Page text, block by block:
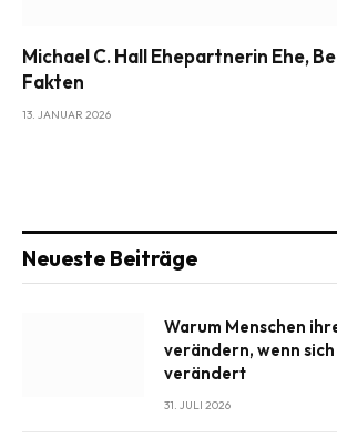
Michael C. Hall Ehepartnerin Ehe,
Fakten
13. JANUAR 2026
Neueste Beiträge
Warum Menschen
verändern, wenn
verändert
31. JULI 2026